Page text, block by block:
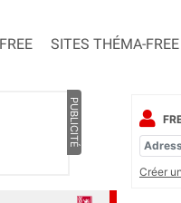
SITES THÉMA-FREE
PUBLICITÉ
Créer